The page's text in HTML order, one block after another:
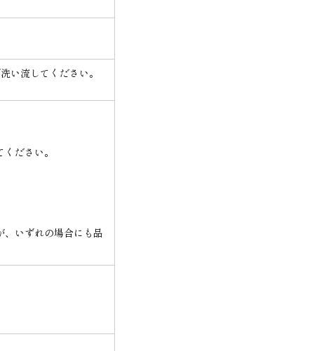
い流してください。
ださい。
いずれの場合にも品